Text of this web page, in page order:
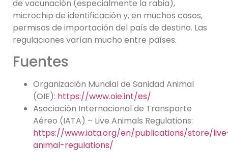
de vacunación (especialmente la rabia),
microchip de identificación y, en muchos casos,
permisos de importación del país de destino. Las
regulaciones varían mucho entre países.
Fuentes
Organización Mundial de Sanidad Animal
(OIE): https://www.oie.int/es/
Asociación Internacional de Transporte
Aéreo (IATA) – Live Animals Regulations:
https://www.iata.org/en/publications/store/
animal-regulations/